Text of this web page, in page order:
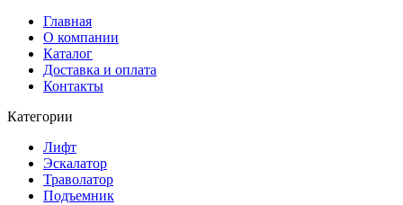
Главная
О компании
Каталог
Доставка и оплата
Контакты
Категории
Лифт
Эскалатор
Траволатор
Подъемник